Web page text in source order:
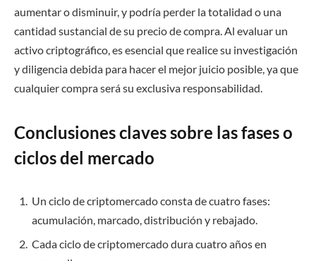
aumentar o disminuir, y podría perder la totalidad o una
cantidad sustancial de su precio de compra. Al evaluar un
activo criptográfico, es esencial que realice su investigación
y diligencia debida para hacer el mejor juicio posible, ya que
cualquier compra será su exclusiva responsabilidad.
Conclusiones claves sobre las fases o
ciclos del mercado
Un ciclo de criptomercado consta de cuatro fases:
acumulación, marcado, distribución y rebajado.
Cada ciclo de criptomercado dura cuatro años en